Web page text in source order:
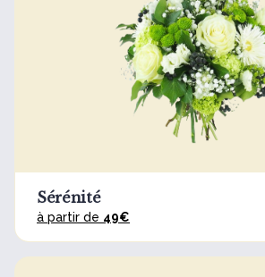
Sérénité
à partir de 49€